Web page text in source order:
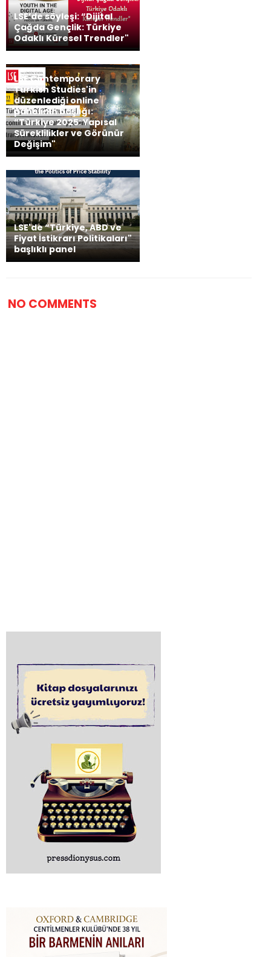
LSE’de söyleşi: “Dijital
Çağda Gençlik: Türkiye
Odaklı Küresel Trendler"
LSE Contemporary
Turkish Studies'in
düzenlediği online
panelinin başlığı:
“Türkiye 2025: Yapısal
Süreklilikler ve Görünür
Değişim"
LSE'de “Türkiye, ABD ve
Fiyat İstikrarı Politikaları"
başlıklı panel
NO COMMENTS